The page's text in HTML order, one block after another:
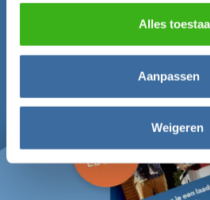
locatiegegevens, voorkeuren en
deze gegevens en dit later
privacybeleid.
Alles
Aanpassen
Weigeren